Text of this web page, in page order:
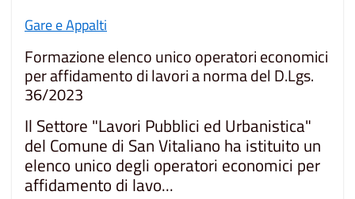
Gare e Appalti
Formazione elenco unico operatori economici
per affidamento di lavori a norma del D.Lgs.
36/2023
Il Settore "Lavori Pubblici ed Urbanistica"
del Comune di San Vitaliano ha istituito un
elenco unico degli operatori economici per
affidamento di lavo...